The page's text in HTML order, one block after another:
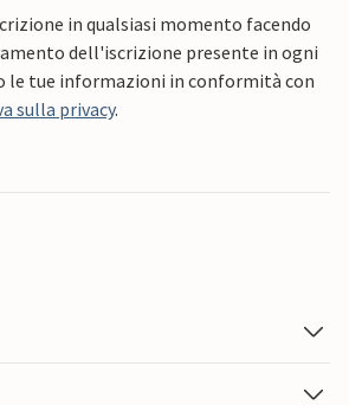
in qualsiasi momento facendo
dell'iscrizione presente in ogni
le tue informazioni in conformità con
sulla privacy.